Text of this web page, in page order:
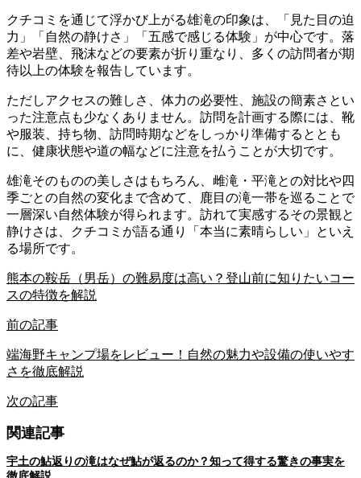
クチコミを通じて浮かび上がる雄滝の印象は、「見た目の迫
力」「自然の静けさ」「五感で感じる体験」が中心です。落
差や岩壁、飛沫などの要素が折り重なり、多くの訪問者が期
待以上の体験を報告しています。
ただしアクセスの難しさ、体力の必要性、施設の簡素さとい
った注意点も少なくありません。訪問を計画する際には、靴
や服装、持ち物、訪問時期などをしっかり準備するととも
に、健康状態や道の幅などに注意を払うことが大切です。
雄滝そのものの美しさはもちろん、雌滝・平滝との対比や四
季ごとの自然の変化まで含めて、鹿目の滝一帯を巡ることで
一層深い自然体験が得られます。訪れて実感するその景観と
静けさは、クチコミが語る通り「本当に素晴らしい」といえ
る場所です。
熊本の鞍岳（男岳）の難易度は高い？登山前に知りたいコー
スの特徴を解説
前の記事
端海野キャンプ場をレビュー！自然の魅力や設備の使いやす
さを徹底解説
次の記事
関連記事
宇土の鮎返りの滝はなぜ鮎が返るのか？知って得する驚きの事実を